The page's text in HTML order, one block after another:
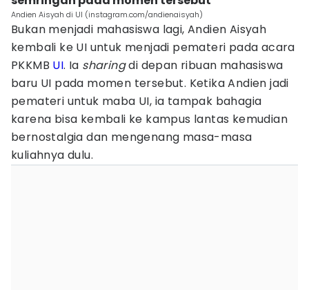
Andien Aisyah di UI (instagram.com/andienaisyah)
Bukan menjadi mahasiswa lagi, Andien Aisyah
kembali ke UI untuk menjadi pemateri pada acara
PKKMB UI. Ia sharingdi depan ribuan mahasiswa
baru UI pada momen tersebut. Ketika Andien jadi
pemateri untuk maba UI, ia tampak bahagia
karena bisa kembali ke kampus lantas kemudian
bernostalgia dan mengenang masa-masa
kuliahnya dulu.